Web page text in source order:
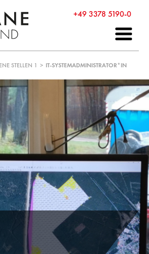
+49 3378 5190-0
STELLEN 1 > IT-SYSTEMADMINISTRATOR*IN